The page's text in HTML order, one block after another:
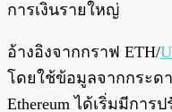
การเงินรายใหญ่
อ้างอิงจากกราฟ ETH/
โดยใช้ข้อมูลจากกระด
Ethereum ได้เริ่มมีกา